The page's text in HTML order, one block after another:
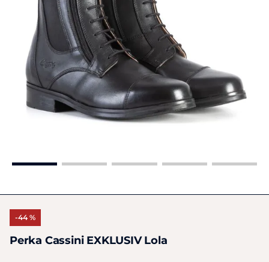
-44 %
Perka Cassini EXKLUSIV Lola